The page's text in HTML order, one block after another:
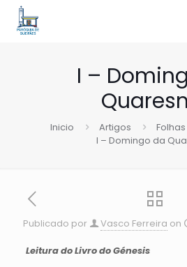
I –
Inicio Artigos
I – Domingo da
Publicado por Vasco Ferreira on
Leitura do Livro do Génesis